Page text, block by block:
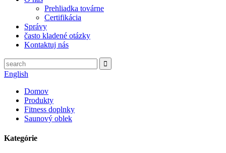
Prehliadka továrne
Certifikácia
Správy
často kladené otázky
Kontaktuj nás
English
Domov
Produkty
Fitness doplnky
Saunový oblek
Kategórie